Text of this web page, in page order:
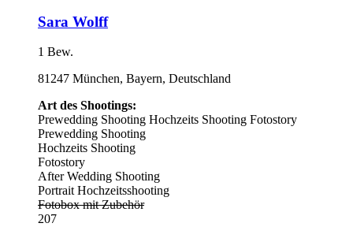
Sara Wolff
1 Bew.
81247 München, Bayern, Deutschland
Art des Shootings:
Prewedding Shooting Hochzeits Shooting Fotostory
Prewedding Shooting
Hochzeits Shooting
Fotostory
After Wedding Shooting
Portrait Hochzeitsshooting
Fotobox mit Zubehör
207